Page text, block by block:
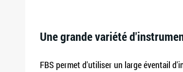
Une grande variété
FBS permet d'utiliser un large éventail